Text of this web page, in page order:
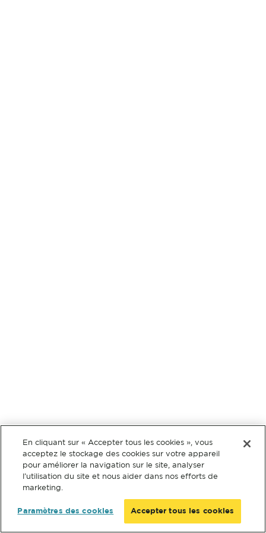
En cliquant sur « Accepter tous les cookies », vous
acceptez le stockage des cookies sur votre appareil
pour améliorer la navigation sur le site, analyser
l’utilisation du site et nous aider dans nos efforts de
marketing.
Paramètres des cookies Accepter tous les cookies